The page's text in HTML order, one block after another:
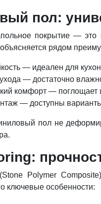
пол:
покрытие — это
рядом
— идеален для
— достаточно
комфорт —
— доступны
пол не
Polymer
ключевые особенности: